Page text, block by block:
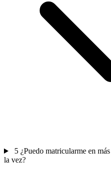
5 ¿Puedo matricularme en
la vez?